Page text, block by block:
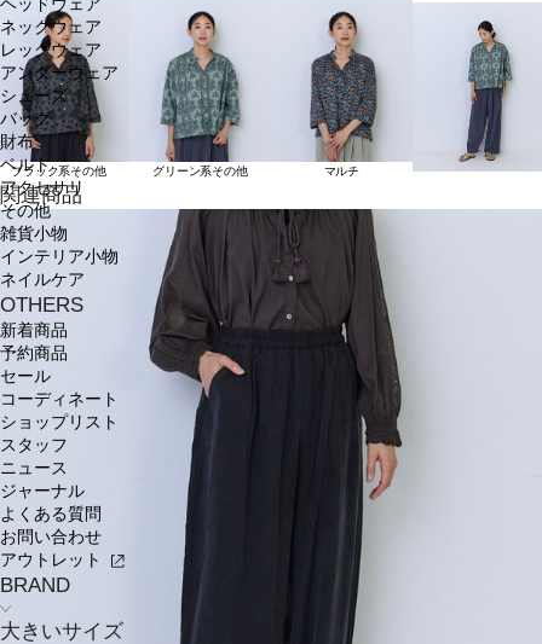
ヘッドウェア
ネックウェア
レッグウェア
アンダーウェア
シューズ
バッグ
財布
ベルト
アクセサリ
その他
雑貨小物
インテリア小物
ネイルケア
OTHERS
新着商品
予約商品
セール
コーディネート
ショップリスト
スタッフ
ニュース
ジャーナル
よくある質問
お問い合わせ
アウトレット
BRAND
大きいサイズ
ブラック系その他 グリーン系その他 マルチ
関連商品